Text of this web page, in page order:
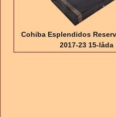
Cohiba Esplendidos
2017-23 15-låda